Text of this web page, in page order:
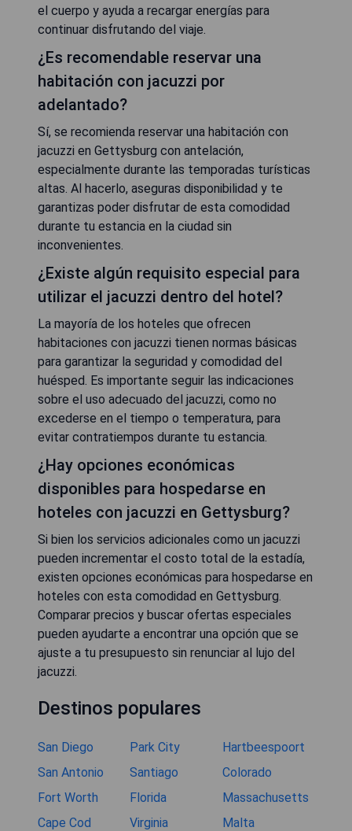
el cuerpo y ayuda a recargar energías para
continuar disfrutando del viaje.
¿Es recomendable reservar una
habitación con jacuzzi por
adelantado?
Sí, se recomienda reservar una habitación con
jacuzzi en Gettysburg con antelación,
especialmente durante las temporadas turísticas
altas. Al hacerlo, aseguras disponibilidad y te
garantizas poder disfrutar de esta comodidad
durante tu estancia en la ciudad sin
inconvenientes.
¿Existe algún requisito especial para
utilizar el jacuzzi dentro del hotel?
La mayoría de los hoteles que ofrecen
habitaciones con jacuzzi tienen normas básicas
para garantizar la seguridad y comodidad del
huésped. Es importante seguir las indicaciones
sobre el uso adecuado del jacuzzi, como no
excederse en el tiempo o temperatura, para
evitar contratiempos durante tu estancia.
¿Hay opciones económicas
disponibles para hospedarse en
hoteles con jacuzzi en Gettysburg?
Si bien los servicios adicionales como un jacuzzi
pueden incrementar el costo total de la estadía,
existen opciones económicas para hospedarse en
hoteles con esta comodidad en Gettysburg.
Comparar precios y buscar ofertas especiales
pueden ayudarte a encontrar una opción que se
ajuste a tu presupuesto sin renunciar al lujo del
jacuzzi.
Destinos populares
San Diego Park City
Hartbeespoort
San Antonio
Santiago
Colorado
Fort Worth
Florida
Massachusetts
Cape Cod
Virginia Malta